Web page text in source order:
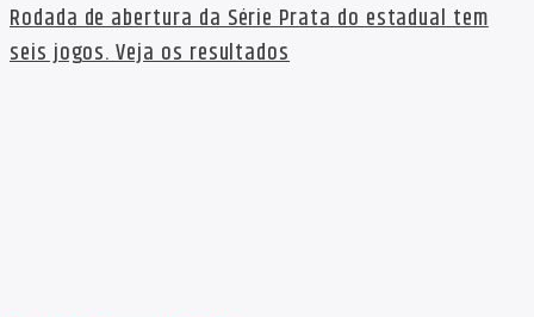
Rodada de abertura da Série Prata do estadual tem
seis jogos. Veja os resultados